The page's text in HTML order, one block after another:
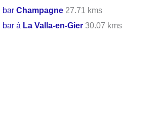
barChampagne 27.71 kms
bar à La Valla-en-Gier 30.07 kms